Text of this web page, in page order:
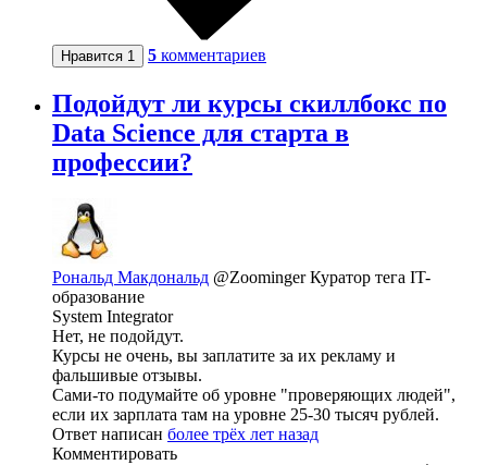
Нравится 1 5 комментариев
Подойдут ли курсы скиллбокс по
Data Science для старта в
профессии?
Рональд Макдональд @ZoomingerКуратор тега IT-
образование
System Integrator
Нет, не подойдут.
Курсы не очень, вы заплатите за их рекламу и
фальшивые отзывы.
Сами-то подумайте об уровне "проверяющих людей",
если их зарплата там на уровне 25-30 тысяч рублей.
Ответ написан более трёх лет назад
Комментировать